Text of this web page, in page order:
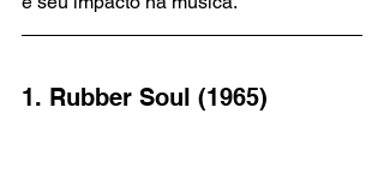
1. Rubber Soul (1965)